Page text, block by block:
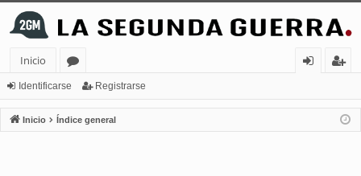
Inicio
or
os
nt
ifi
ist
ra
Identificarse Registrarse
Inicio Índice general